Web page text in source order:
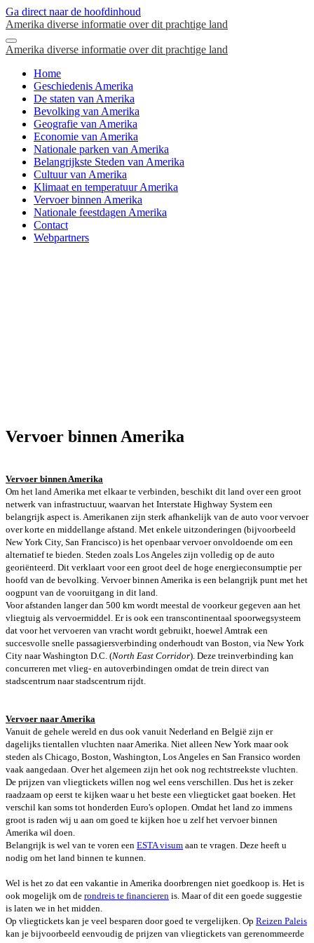
Ga direct naar de hoofdinhoud
Amerika diverse informatie over dit prachtige land
Amerika diverse informatie over dit prachtige land
Home
Geschiedenis Amerika
De staten van Amerika
Bevolking van Amerika
Geografie van Amerika
Economie van Amerika
Nationale parken van Amerika
Belangrijkste Steden van Amerika
Cultuur van Amerika
Klimaat en temperatuur Amerika
Vervoer binnen Amerika
Nationale feestdagen Amerika
Contact
Webpartners
Vervoer binnen Amerika
Vervoer binnen Amerika
Om het land Amerika met elkaar te verbinden, beschikt dit land over een groot
netwerk van infrastructuur, waarvan het Interstate Highway System een
belangrijk aspect is. Amerikanen zijn sterk afhankelijk van de auto voor vervoer
over korte en middellange afstand. Met enkele uitzonderingen (bijvoorbeeld
New York City, San Francisco) is het openbaar vervoer onvoldoende om een
alternatief te bieden. Steden zoals Los Angeles zijn volledig op de auto
georiënteerd. Dit verklaart voor een groot deel de hoge energieconsumptie per
hoofd van de bevolking. Vervoer binnen Amerika is een belangrijk punt met het
oogpunt van de vooruitgang in dit land.
Voor afstanden langer dan 500 km wordt meestal de voorkeur gegeven aan het
vliegtuig als vervoermiddel. Er is ook een transcontinentaal spoorwegsysteem
dat voor het vervoeren van vracht wordt gebruikt, hoewel Amtrak een
succesvolle snelle passagiersverbinding onderhoudt van Boston, via New York
City naar Washington D.C. (North East Corridor). Deze treinverbinding kan
concurreren met vlieg- en autoverbindingen omdat de trein direct van
stadscentrum naar stadscentrum rijdt.
Vervoer naar Amerika
Vanuit de gehele wereld en dus ook vanuit Nederland en België zijn er
dagelijks tientallen vluchten naar Amerika. Niet alleen New York maar ook
steden als Chicago, Boston, Washington, Los Angeles en San Fransico worden
vaak aangedaan. Over het algemeen zijn het ook nog rechtstreekste vluchten.
De prijzen van vliegtickets willen nog wel eens verschillen. Dus het is zeker
raadzaam op eerst te kijken waar u het beste een vliegticket gaat boeken. Het
verschil kan soms tot honderden Euro's oplopen. Omdat het land zo immens
groot is raden wij u aan om goed te kijken hoe u zelf het vervoer binnen
Amerika wil doen.
Belangrijk is wel van te voren een ESTA visum aan te vragen. Deze heeft u
nodig om het land binnen te kunnen.
Wel is het zo dat een vakantie in Amerika doorbrengen niet goedkoop is. Het is
ook mogelijk om de rondreis te financieren is. Maar of dit een goede suggestie
is laten we in het midden.
Op vliegtickets kan je veel besparen door goed te vergelijken. Op Reizen Paleis
kan je bijvoorbeeld eenvoudig de prijzen van vliegtickets van gerenommeerde